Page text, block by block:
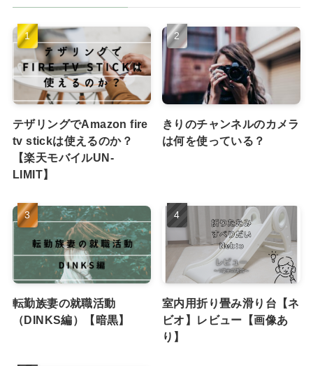
テザリングでAmazon fire
tv stickは使えるのか？
【楽天モバイルUN-
LIMIT】
きりのチャンネルのカメラ
は何を使っている？
転勤族妻の就職活動
（DINKS編）【暗黒】
室内用折り畳み滑り台【ネ
ビオ】レビュー【画像あ
り】